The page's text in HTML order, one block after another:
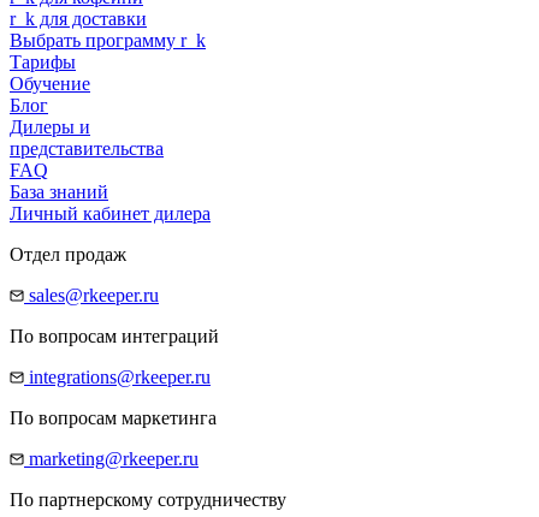
r_ k для доставки
Выбрать программу r_ k
Тарифы
Обучение
Блог
Дилеры и
представительства
FAQ
База знаний
Личный кабинет дилера
Отдел продаж
sales@rkeeper.ru
По вопросам интеграций
integrations@rkeeper.ru
По вопросам маркетинга
marketing@rkeeper.ru
По партнерскому сотрудничеству